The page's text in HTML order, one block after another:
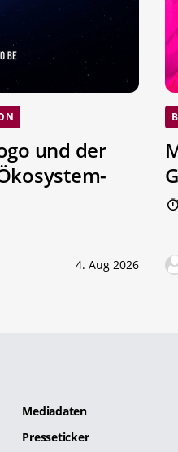
und der
4. Aug 2026
Mediadaten
Presseticker